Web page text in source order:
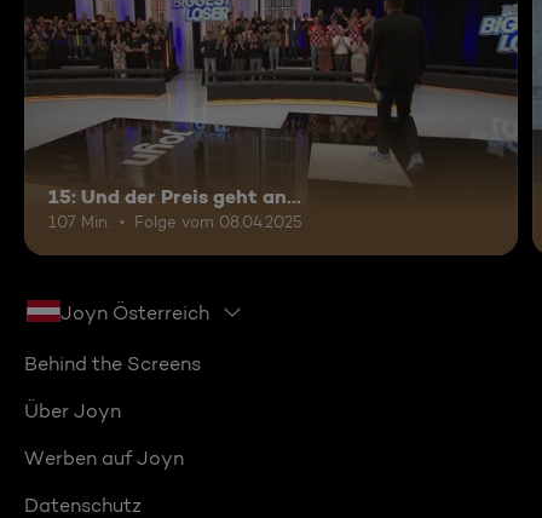
15: Und der Preis geht an...
107 Min. Folge vom 08.04.2025
Joyn Österreich
Behind the Screens
Über Joyn
Werben auf Joyn
Datenschutz